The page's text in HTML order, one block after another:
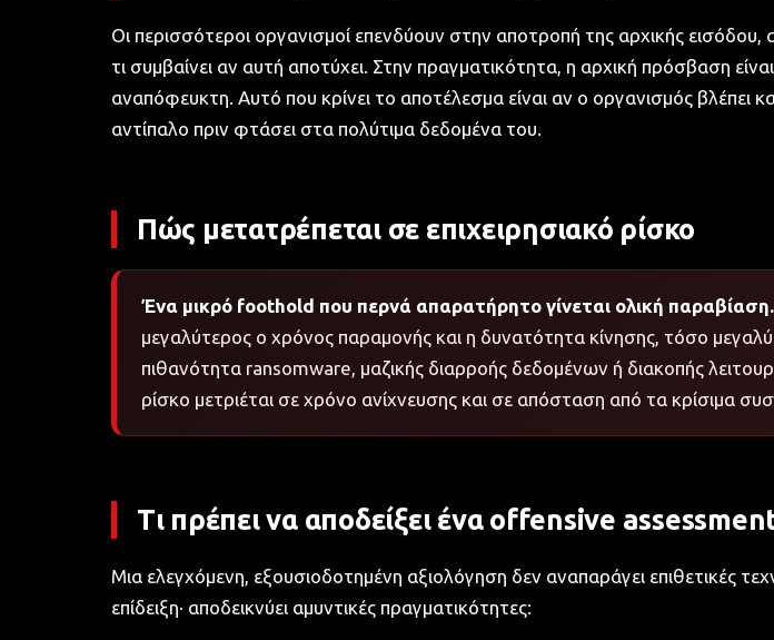
Οι περισσότεροι οργανισμοί επενδύουν στην αποτροπή της αρχικής εισόδου,
τι συμβαίνει αν αυτή αποτύχει. Στην πραγματικότητα, η αρχική πρόσβαση
αναπόφευκτη. Αυτό που κρίνει το αποτέλεσμα είναι αν ο οργανισμός βλέπει
αντίπαλο πριν φτάσει στα πολύτιμα δεδομένα του.
Πώς μετατρέπεται σε επιχειρησιακό ρίσκο
Ένα μικρό foothold που περνά απαρατήρητο γίνεται ολική παραβίαση.
μεγαλύτερος ο χρόνος παραμονής και η δυνατότητα κίνησης, τόσο
πιθανότητα ransomware, μαζικής διαρροής δεδομένων ή διακοπής
ρίσκο μετριέται σε χρόνο ανίχνευσης και σε απόσταση από τα κρίσιμα
Τι πρέπει να αποδείξει ένα offensive
Μια ελεγχόμενη, εξουσιοδοτημένη αξιολόγηση δεν αναπαράγει επιθετικές
επίδειξη· αποδεικνύει αμυντικές πραγματικότητες: